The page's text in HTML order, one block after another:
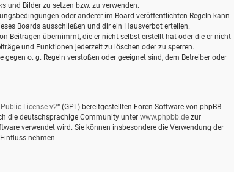
und Bilder zu setzen bzw. zu verwenden.
oder anderer im Board veröffentlichten Regeln kann
Boards ausschließen und dir ein Hausverbot erteilen.
Beiträgen übernimmt, die er nicht selbst erstellt hat oder die er nicht
und Funktionen jederzeit zu löschen oder zu sperren.
o. g. Regeln verstoßen oder geeignet sind, dem Betreiber oder
License v2“ (GPL) bereitgestellten Foren-Software von phpBB
die deutschsprachige Community unter www.phpbb.dezur
verwendet wird. Sie können insbesondere die Verwendung der
nehmen.